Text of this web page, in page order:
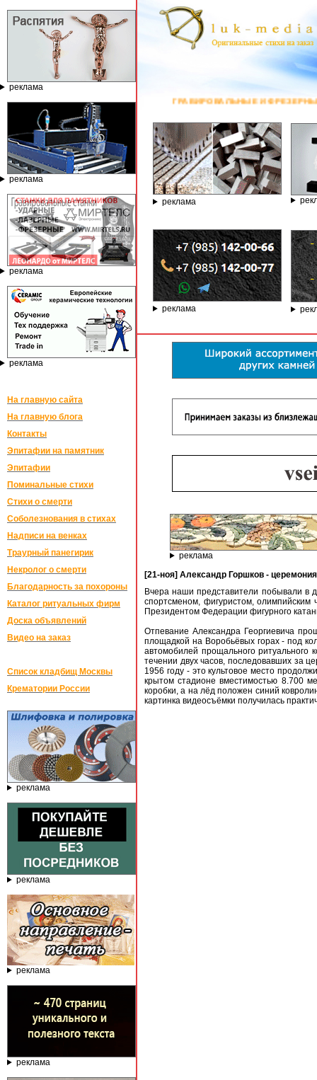
реклама
реклама
реклама
реклама
На главную сайта
На главную блога
Контакты
Эпитафии на памятник
Эпитафии
Поминальные стихи
Стихи о смерти
Соболезнования в стихах
Надписи на венках
Траурный панегирик
Некролог о смерти
Благодарность за похороны
Каталог ритуальных фирм
Доска объявлений
Видео на заказ
Список кладбищ Москвы
Крематории России
реклама
реклама
реклама
реклама
ГРАВИРОВАЛЬНЫЕ И ФРЕЗЕРНЫЕ СТАНКИ ПО КАМНЮ ОТ
реклама
реклама
реклама
[21-ноя] Александр Горшков -
Вчера наши представители побывали в
спортсменом, фигуристом,
Президентом Федерации фигурного
Отпевание Александра Георгиевича
площадкой на Воробьёвых горах - под
автомобилей прощального
течении двух часов, последовавших за
1956 году - это культовое место
крытом стадионе вместимостью 8.700
коробки, а на лёд положен синий
картинка видеосъёмки получилась